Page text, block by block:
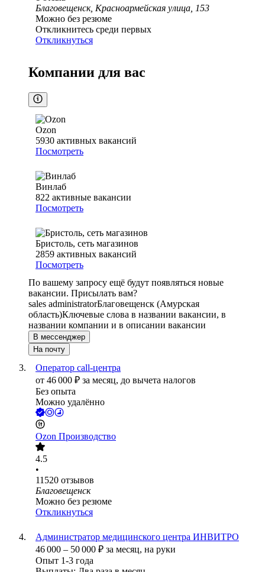
Благовещенск, Красноармейская улица, 153
Можно без резюме
Откликнитесь среди первых
Откликнуться
Компании для вас
Ozon
5930 активных вакансий
Посмотреть
Винлаб
822 активные вакансии
Посмотреть
Бристоль, сеть магазинов
2859 активных вакансий
Посмотреть
По вашему запросу ещё будут появляться новые
вакансии. Присылать вам?
sales administratorБлаговещенск (Амурская
область)Ключевые слова в названии вакансии, в
названии компании и в описании вакансии
В мессенджер
На почту
Оператор call-центра
от 46 000 ₽ за месяц, до вычета налогов
Без опыта
Можно удалённо
Ozon Производство
4.5
•
11520 отзывов
Благовещенск
Можно без резюме
Откликнуться
Администратор медицинского центра ИНВИТРО
46 000 – 50 000 ₽ за месяц, на руки
Опыт 1-3 года